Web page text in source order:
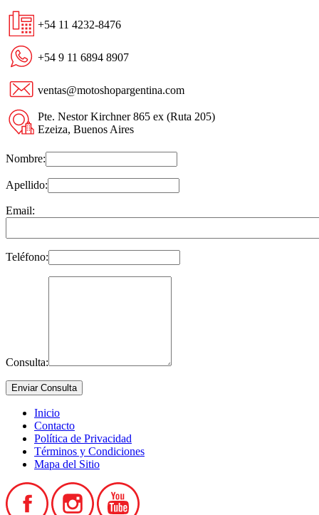
+54 11 4232-8476
+54 9 11 6894 8907
ventas@motoshopargentina.com
Pte. Nestor Kirchner 865 ex (Ruta 205)
Ezeiza, Buenos Aires
Nombre:
Apellido:
Email:
Teléfono:
Consulta:
Inicio
Contacto
Política de Privacidad
Términos y Condiciones
Mapa del Sitio